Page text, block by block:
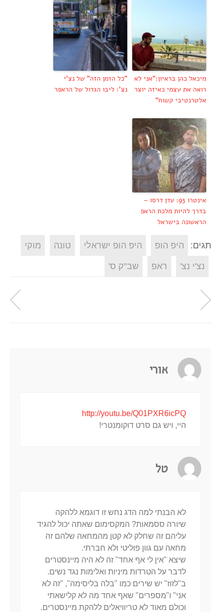
מיכאל כהן בראיון:"אני לא
רואה את עצמי כאיזה יוצר
אלטרנטיבי קשוח"
"כל הזמן הזה" של נצ'י
נצ': ליבו הגדול של הראפר
אינטרו 93: עדן דרסו –
בדרך להיות מלכת הראפ
הראשונה בישראל
תגים: היפ הופ היפ הופ ישראלי טונה מוקי
נצ'י נצ' ראפ שב"ק ס'
אורי
http://youtu.be/Q01PXR6icPQ
היי, ויש גם סרט דוקומנטרי!
טל
לא הבנתי למה הדג נחש זו דוגמא ללהקה
שיורה ססמאות? המקסימום שאתה יכול להגיד
עליהם זה שחלק לא קטן מהמחאה שלהם זה
מחאה עם גוון פוליטי ולא חברתי.
שיצא "אין לי אף אחד" זה לא היה מיינסטרים
לדבר על הטרדות מיניות ואלימות נגד נשים.
ב"לזוז" יש שירים כמו "בלה בליסימה", "זה לא
אני" ו"מספרים" שאף אחד מה לא קלישאתי
וכולם מאוד לא טריוויאלים ללהקת מיינסטרים.